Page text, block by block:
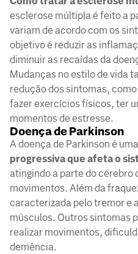
esclerose múltipla é feito a
variam de acordo com os
objetivo é reduzir as
diminuir as recaídas da
Mudanças no estilo de vida
redução dos sintomas,
fazer exercícios físicos, ter
momentos de estresse.
Doença de Parkinson
A doença de Parkinson é uma
progressiva que afeta o
atingindo a parte do cérebro
movimentos. Além da
caracterizada pelo tremor e
músculos. Outros sintomas
realizar movimentos,
demência.